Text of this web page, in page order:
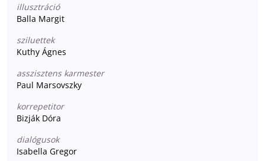
illusztráció
Balla Margit
sziluettek
Kuthy Ágnes
asszisztens karmester
Paul Marsovszky
korrepetitor
Bizják Dóra
dialógusok
Isabella Gregor